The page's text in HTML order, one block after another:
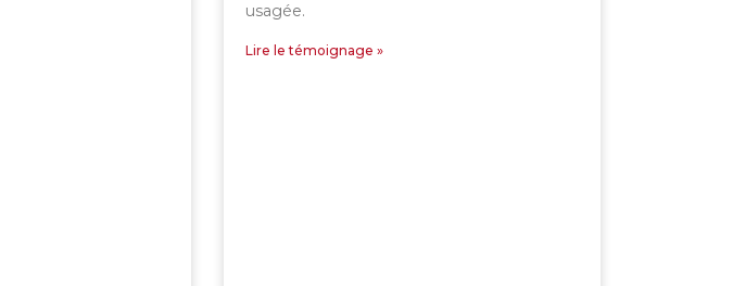
usagée.
Lire le témoignage »